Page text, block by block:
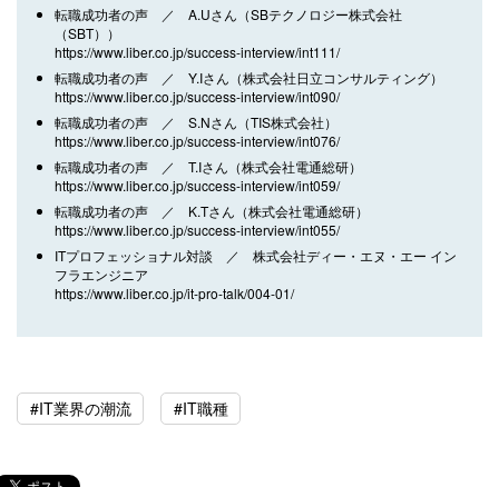
転職成功者の声 ／ A.Uさん（SBテクノロジー株式会社
（SBT））
https://www.liber.co.jp/success-interview/int111/
転職成功者の声 ／ Y.Iさん（株式会社日立コンサルティング）
https://www.liber.co.jp/success-interview/int090/
転職成功者の声 ／ S.Nさん（TIS株式会社）
https://www.liber.co.jp/success-interview/int076/
転職成功者の声 ／ T.Iさん（株式会社電通総研）
https://www.liber.co.jp/success-interview/int059/
転職成功者の声 ／ K.Tさん（株式会社電通総研）
https://www.liber.co.jp/success-interview/int055/
ITプロフェッショナル対談 ／ 株式会社ディー・エヌ・エー イン
フラエンジニア
https://www.liber.co.jp/it-pro-talk/004-01/
#IT業界の潮流 #IT職種